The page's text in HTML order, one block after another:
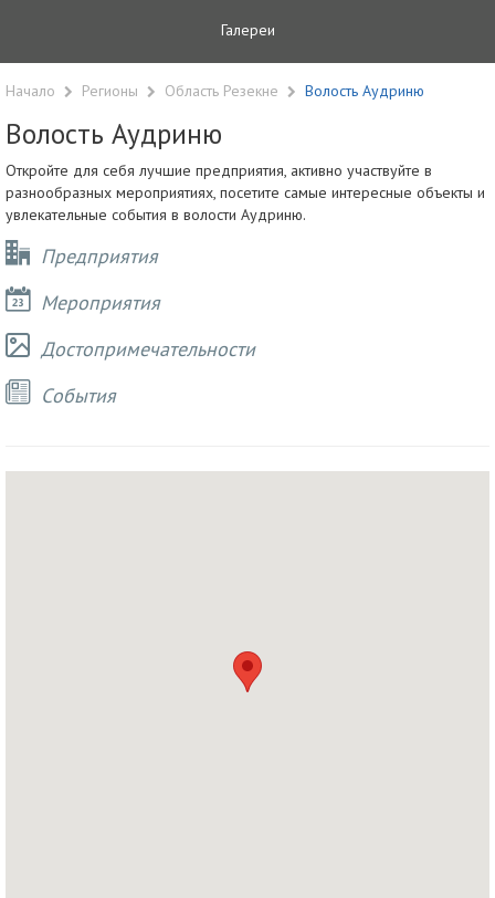
Галереи
Начало Регионы Область Резекне Волость Аудриню
Волость Аудриню
Откройте для себя лучшие предприятия, активно участвуйте в
разнообразных мероприятиях, посетите самые интересные объекты и
увлекательные события в волости Аудриню.
Предприятия
Мероприятия
Достопримечательности
Cобытия